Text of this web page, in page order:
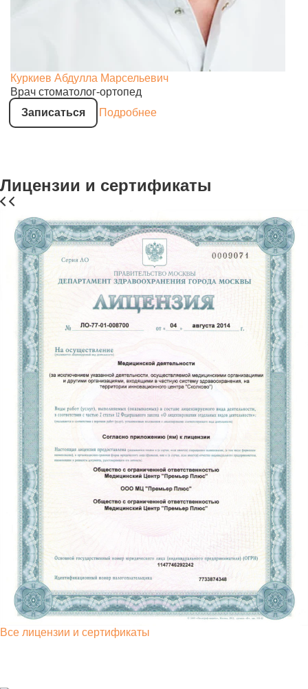
Куркиев Абдулла Марсельевич
Врач стоматолог-ортопед
Записаться
Подробнее
Лицензии и сертификаты
Все лицензии и сертификаты